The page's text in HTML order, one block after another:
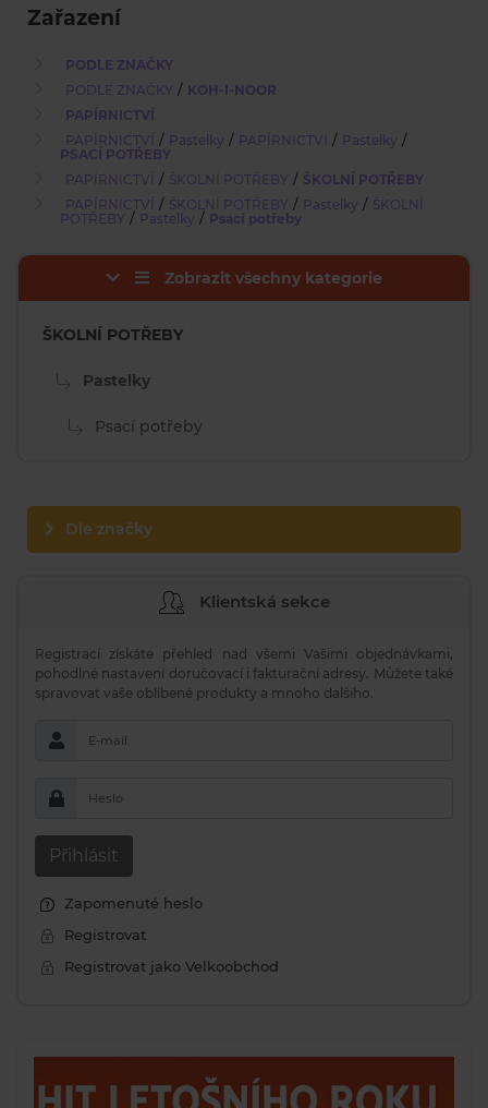
Zařazení
PODLE ZNAČKY
PODLE ZNAČKY / KOH-I-NOOR
PAPÍRNICTVÍ
PAPÍRNICTVÍ / Pastelky / PAPÍRNICTVÍ / Pastelky /
PSACÍ POTŘEBY
PAPÍRNICTVÍ / ŠKOLNÍ POTŘEBY / ŠKOLNÍ POTŘEBY
PAPÍRNICTVÍ / ŠKOLNÍ POTŘEBY / Pastelky / ŠKOLNÍ
POTŘEBY / Pastelky / Psací potřeby
Zobrazit všechny kategorie
ŠKOLNÍ POTŘEBY
Pastelky
Psací potřeby
Dle značky
Klientská sekce
Registrací získáte přehled nad všemi Vašimi objednávkami,
pohodlné nastavení doručovací i fakturační adresy. Můžete také
spravovat vaše oblíbené produkty a mnoho dalšího.
E-mail
Heslo
Přihlásit
Zapomenuté heslo
Registrovat
Registrovat jako Velkoobchod